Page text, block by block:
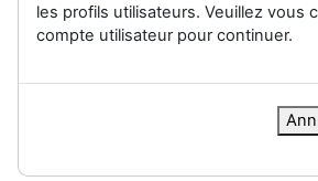
les profils utilisateurs. Veuillez vous
compte utilisateur pour continuer.